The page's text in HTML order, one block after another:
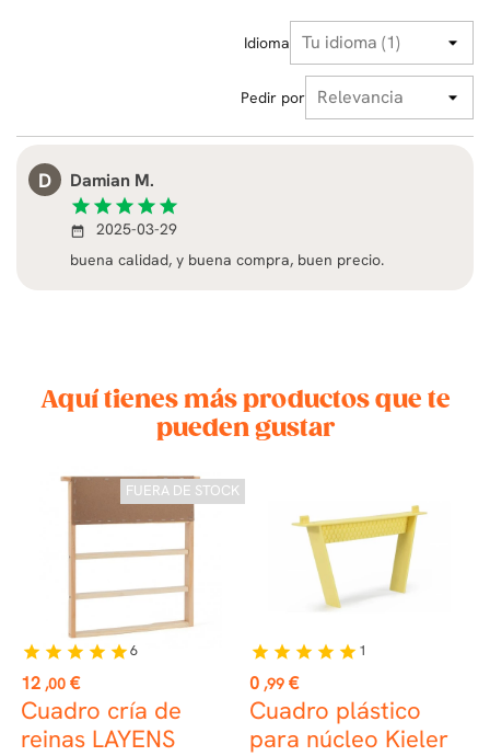
Idioma
Pedir por
D Damian M.
star star star star star
date_range
2025-03-29
buena calidad, y buena compra, buen precio.
Aquí tienes más productos que te
pueden gustar
FUERA DE STOCK
Precio
12 ,00 €
Cuadro cría de
reinas LAYENS
star star star star star6
Precio
0 ,99 €
Cuadro plástico
para núcleo Kieler
star star star star star 1